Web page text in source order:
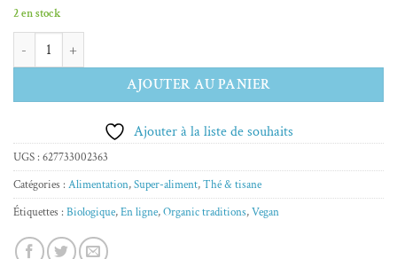
2 en stock
quantité de Café instant aux champignons
AJOUTER AU PANIER
Alternative:
Ajouter à la liste de souhaits
UGS : 627733002363
Catégories : Alimentation,Super-aliment,Thé & tisane
Étiquettes : Biologique,En ligne,Organic traditions,Vegan